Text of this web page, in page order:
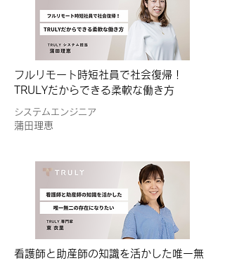
フルリモート時短社員で社会復帰！
TRULYだからできる柔軟な働き方
システムエンジニア
蒲田理恵
看護師と助産師の知識を活かした唯一無